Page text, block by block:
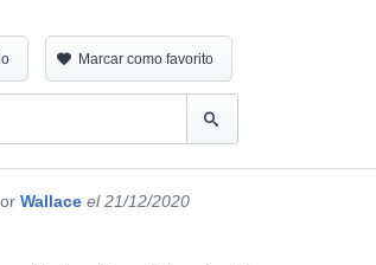
Marcar como favorito
Wallace el 21/12/2020